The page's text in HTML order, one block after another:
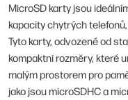
MicroSD karty jsou
kapacity chytrých
Tyto karty, odvozené od
kompaktní rozměry, které
malým prostorem pro
jako jsou microSDHC a